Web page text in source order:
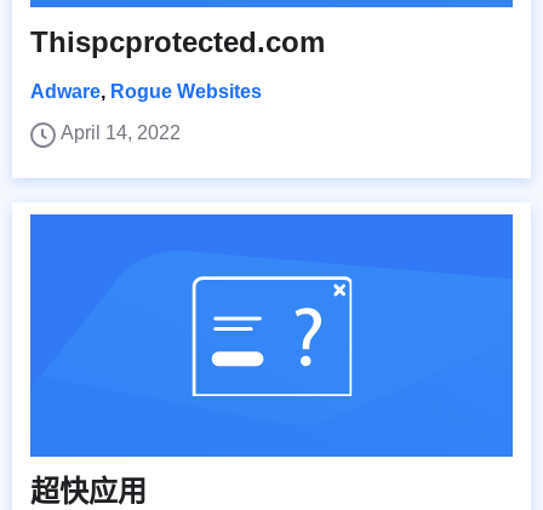
Thispcprotected.com
Adware, Rogue Websites
April 14, 2022
超快应用